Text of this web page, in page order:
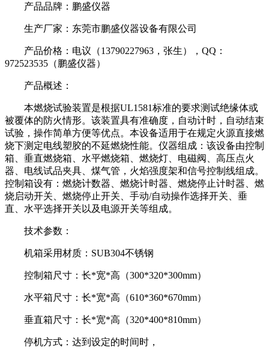
产品品牌：鹏盛仪器
生产厂家：东莞市鹏盛仪器设备有限公司
产品价格： 电议（13790227963，张生），QQ：
972523535（鹏盛仪器）
产品概述：
本燃烧试验装置是根据UL1581标准的要求测试绝缘体或
被覆体的防火情形。该装置具有准确度，自动计时，自动结束
试验，操作简单方便等优点。本设备适用于在规定火源直接燃
烧下测定电线塑胶的不延燃烧性能。仪器组成：该设备由控制
箱、垂直燃烧箱、水平燃烧箱、燃烧灯、电磁阀、高压点火
器、电线试品夹具、煤气管，火焰强度架和信号控制线组成。
控制箱设有：燃烧计数器、燃烧计时器、燃烧停止计时器、燃
烧启动开关、燃烧停止开关、手动/自动操作选择开关、垂
直、水平选择开关以及电源开关等组成。
技术参数：
机箱采用材质：SUB304不锈钢
控制箱尺寸：长*宽*高（300*320*300mm）
水平箱尺寸：长*宽*高（610*360*670mm）
垂直箱尺寸：长*宽*高（320*400*810mm）
停机方式：达到设定的时间时，